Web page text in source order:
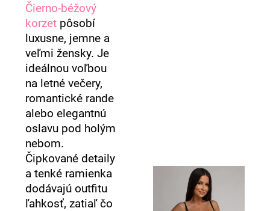
Čierno-béžový
korzet pôsobí
luxusne, jemne a
veľmi žensky. Je
ideálnou voľbou
na letné večery,
romantické rande
alebo elegantnú
oslavu pod holým
nebom.
Čipkované detaily
a tenké ramienka
dodávajú outfitu
ľahkosť, zatiaľ čo